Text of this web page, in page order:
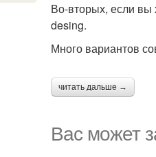
Во-вторых, если вы
desing.
Много вариантов
читать дальше →
Вас может